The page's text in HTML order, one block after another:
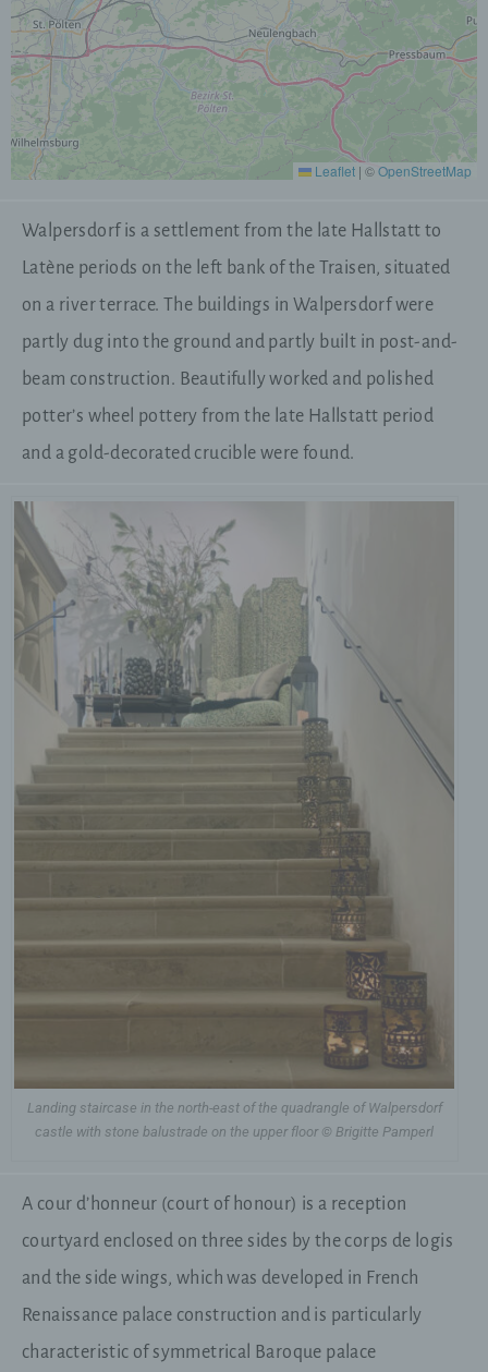
Walpersdorf is a settlement from the late Hallstatt to
Latène periods on the left bank of the Traisen, situated
on a river terrace. The buildings in Walpersdorf were
partly dug into the ground and partly built in post-and-
beam construction. Beautifully worked and polished
potter’s wheel pottery from the late Hallstatt period
and a gold-decorated crucible were found.
Landing staircase in the north-east of the quadrangle of Walpersdorf
castle with stone balustrade on the upper floor © Brigitte Pamperl
A cour d’honneur (court of honour) is a reception
courtyard enclosed on three sides by the corps de logis
and the side wings, which was developed in French
Renaissance palace construction and is particularly
characteristic of symmetrical Baroque palace